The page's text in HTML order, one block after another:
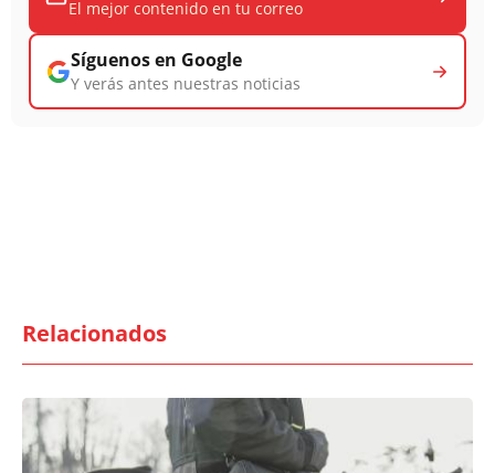
El mejor contenido en tu correo
Síguenos en Google
Y verás antes nuestras noticias
Relacionados